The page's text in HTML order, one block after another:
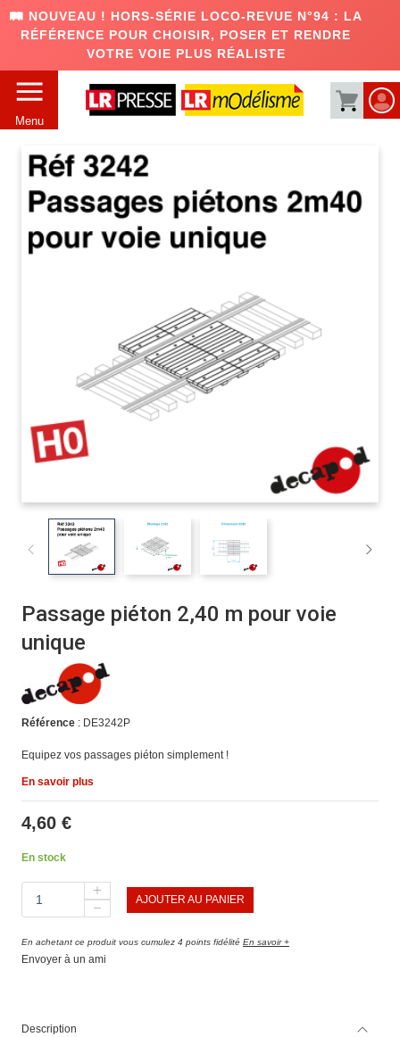
🛤️ NOUVEAU ! HORS-SÉRIE LOCO-REVUE N°94 : LA
RÉFÉRENCE POUR CHOISIR, POSER ET RENDRE
VOTRE VOIE PLUS RÉALISTE
Menu
Passage piéton 2,40 m pour voie
unique
Référence: DE3242P
Equipez vos passages piéton simplement !
En savoir plus
4,60 €
En stock
AJOUTER AU PANIER
En achetant ce produit vous cumulez 4 points fidélité En savoir +
Envoyer à un ami
Description